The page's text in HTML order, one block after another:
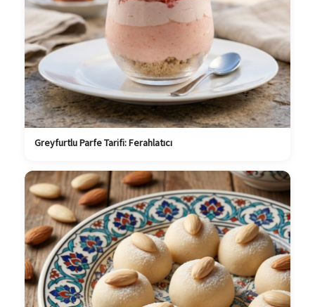
Greyfurtlu Parfe Tarifi: Ferahlatıcı